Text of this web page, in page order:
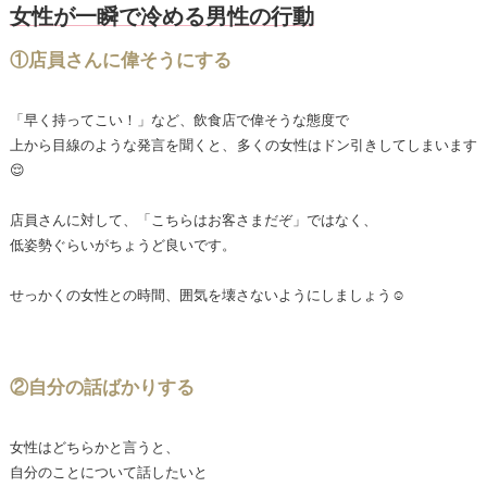
女性が一瞬で冷める男性の行動
①店員さんに偉そうにする
「早く持ってこい！」など、飲食店で偉そうな態度で
上から目線のような発言を聞くと、多くの女性はドン引きしてしまいます
😌
店員さんに対して、「こちらはお客さまだぞ」ではなく、
低姿勢ぐらいがちょうど良いです。
せっかくの女性との時間、囲気を壊さないようにしましょう☺️
②自分の話ばかりする
女性はどちらかと言うと、
自分のことについて話したいと